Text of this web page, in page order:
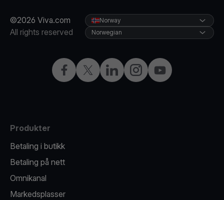
©2026 Viva.com
All rights reserved
Facebook
X LinkedInInstagramYouTube
Norway
Norwegian
Produkter
Betaling i butikk
Betaling på nett
Omnikanal
Markedsplasser